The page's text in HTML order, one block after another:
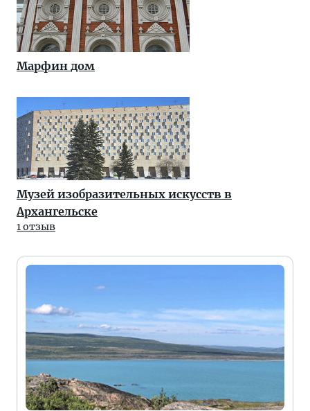
Марфин дом
Музей изобразительных искусств в
Архангельске
1 отзыв